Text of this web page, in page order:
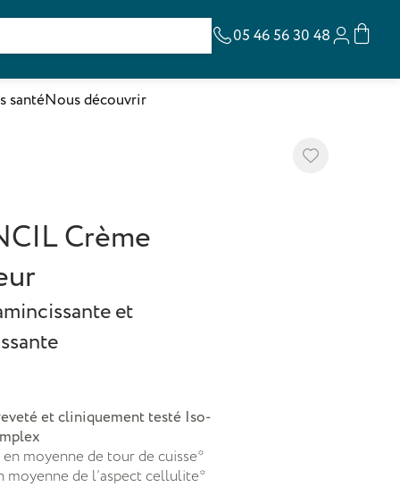
05 46 56 30 48
santéNous découvrir
Ajouter à ma
Crème
et
et cliniquement testé Iso-
moyenne de tour de cuisse*
moyenne de l’aspect cellulite*